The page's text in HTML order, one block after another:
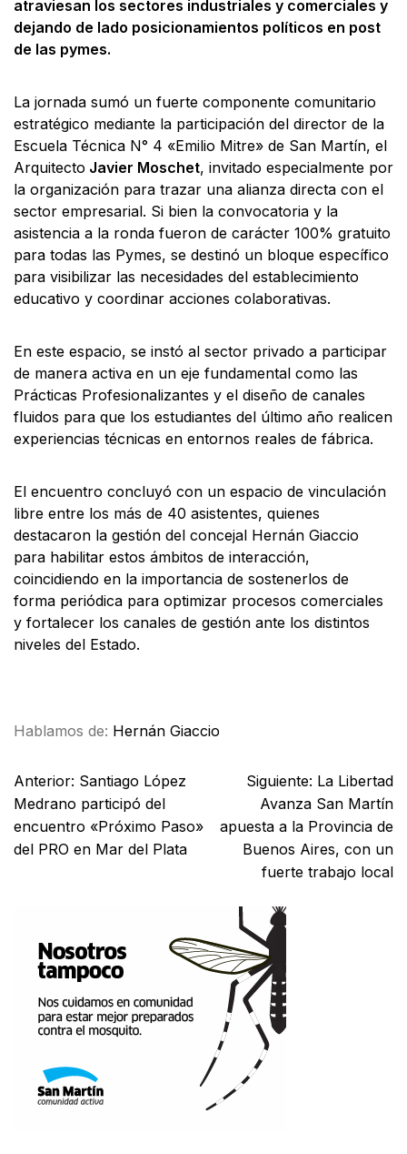
atraviesan los sectores industriales y comerciales y
dejando de lado posicionamientos políticos en post
de las pymes.
​La jornada sumó un fuerte componente comunitario
estratégico mediante la participación del director de la
Escuela Técnica N° 4 «Emilio Mitre» de San Martín, el
Arquitecto Javier Moschet, invitado especialmente por
la organización para trazar una alianza directa con el
sector empresarial. Si bien la convocatoria y la
asistencia a la ronda fueron de carácter 100% gratuito
para todas las Pymes, se destinó un bloque específico
para visibilizar las necesidades del establecimiento
educativo y coordinar acciones colaborativas.
​En este espacio, se instó al sector privado a participar
de manera activa en un eje fundamental como las
​Prácticas Profesionalizantes y el diseño de canales
fluidos para que los estudiantes del último año realicen
experiencias técnicas en entornos reales de fábrica.
​El encuentro concluyó con un espacio de vinculación
libre entre los más de 40 asistentes, quienes
destacaron la gestión del concejal Hernán Giaccio
para habilitar estos ámbitos de interacción,
coincidiendo en la importancia de sostenerlos de
forma periódica para optimizar procesos comerciales
y fortalecer los canales de gestión ante los distintos
niveles del Estado.
Hablamos de: Hernán Giaccio
Anterior: Santiago López
Medrano participó del
encuentro «Próximo Paso»
del PRO en Mar del Plata
Siguiente: La Libertad
Avanza San Martín
apuesta a la Provincia de
Buenos Aires, con un
fuerte trabajo local